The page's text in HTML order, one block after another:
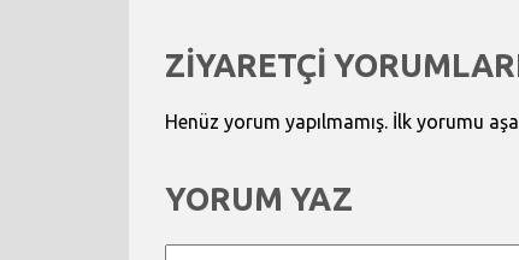
ZİYARETÇİ
Henüz yorum yapılmamış. İlk yorumu
YORUM YAZ